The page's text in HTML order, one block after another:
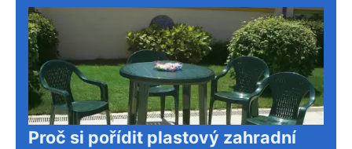
Proč si pořídit plastový zahradní